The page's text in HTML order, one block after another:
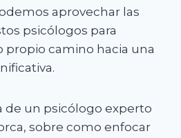
aprovechar las
psicólogos para
camino hacia una
de un psicólogo experto
sobre como enfocar